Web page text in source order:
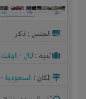
الجنس : ذكر
لديـه : المال - الوقت
المكان : السعودية -